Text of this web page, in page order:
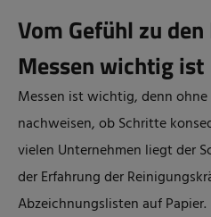
Vom Gefühl zu
Messen wichtig ist
Messen ist wichtig, denn
nachweisen, ob Schritte
vielen Unternehmen liegt der
der Erfahrung der
Abzeichnungslisten auf